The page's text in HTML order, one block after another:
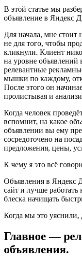
В этой статье мы
объявление в Яндекс
Для начала, мне стоит
не для того, чтобы
кликнули. Клиент
на уровне
релевантные
мышки по каждому,
После этого он
пролистывая и
Когда человек
вспомнит, на какое
объявлении вы ему
сосредоточено на
предложения, цены,
К чему я это всё
Объявления в Яндекс
сайт и лучше
блеска начищать
Когда мы это уяснили,
Главное —
объявления.